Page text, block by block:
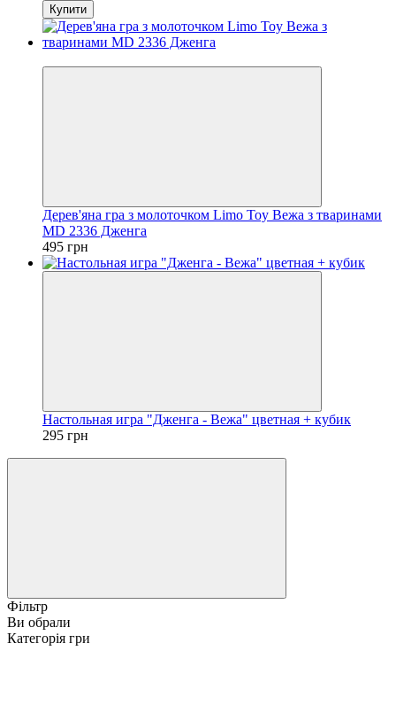
Купити
Дерев'яна гра з молоточком Limo Toy Вежа з тваринами
MD 2336 Дженга
495 грн
Настольная игра "Дженга - Вежа" цветная + кубик
295 грн
Фільтр
Ви обрали
Категорія гри